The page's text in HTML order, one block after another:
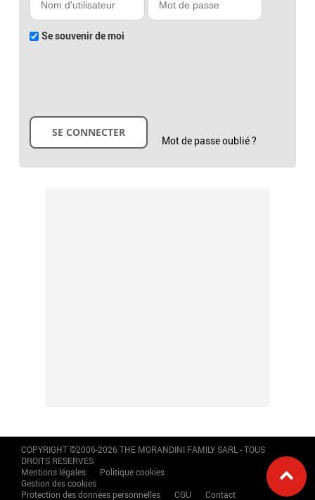
Se souvenir de moi
Mot de passe oublié ?
COPYRIGHT ©2006-2026 THE MORANDINI FAMILY SARL - TOUS
DROITS RESERVES
Mentions légales
Politique cookies
Gestion des cookies
Protection des données personnelles
CGU Contact